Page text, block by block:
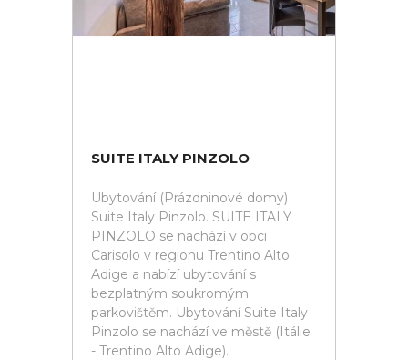
SUITE ITALY PINZOLO
Ubytování (Prázdninové domy)
Suite Italy Pinzolo. SUITE ITALY
PINZOLO se nachází v obci
Carisolo v regionu Trentino Alto
Adige a nabízí ubytování s
bezplatným soukromým
parkovištěm. Ubytování Suite Italy
Pinzolo se nachází ve městě (Itálie
- Trentino Alto Adige).